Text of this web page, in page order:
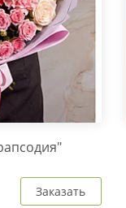
Заказать